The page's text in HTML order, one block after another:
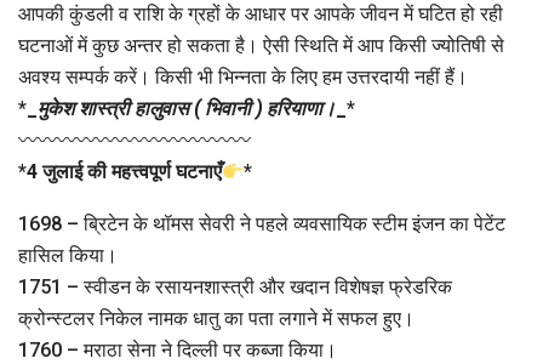
आपकी कुंडली व राशि के ग्रहों के आधार पर आपके जीवन में घटित हो रही
घटनाओं में कुछ अन्तर हो सकता है। ऐसी स्थिति में आप किसी ज्योतिषी से
अवश्य सम्पर्क करें। किसी भी भिन्नता के लिए हम उत्तरदायी नहीं हैं।
* मुकेश शास्त्री हालुवास ( भिवानी ) हरियाणा। *
〰〰〰〰〰〰〰〰〰〰〰〰
*4 जुलाई की महत्त्वपूर्ण घटनाएँ *
1698 – ब्रिटेन के थॉमस सेवरी ने पहले व्यवसायिक स्टीम इंजन का पेटेंट
हासिल किया।
1751 – स्वीडन के रसायनशास्त्री और खदान विशेषज्ञ फ्रेडरिक
क्रोन्स्टलर निकेल नामक धातु का पता लगाने में सफल हुए।
1760 – मराठा सेना ने दिल्ली पर कब्जा किया।